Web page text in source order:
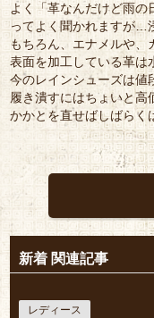
よく「革なんだけど雨の
ってよく聞かれますが…
もちろん、エナメルや、
表面を加工している革は
今のレインシューズは値
履き潰すにはちょいと高
かかとを直せばしばらく
新着 関連記事
レディース